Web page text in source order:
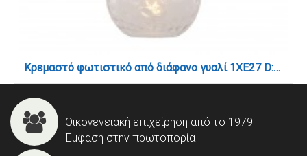
Κρεμαστό φωτιστικό από διάφανο γυαλί 1XE27 D:30cm (4039-A-Transparent)
Οικογενειακή επιχείρηση από το 1979
Έμφαση στην πρωτοπορία